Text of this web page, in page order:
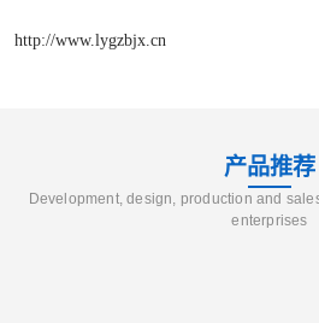
http://www.lygzbjx.cn
产品推荐
Development, design, production and
enterprises